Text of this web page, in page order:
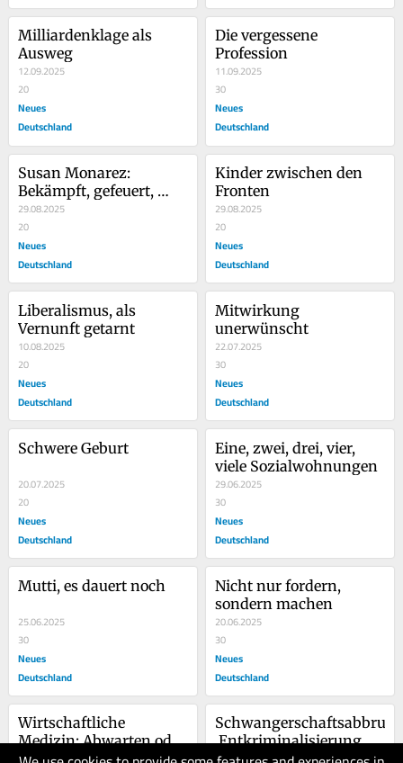
Milliardenklage als
Ausweg
12.09.2025
20
Neues
Deutschland
Die vergessene
Profession
11.09.2025
30
Neues
Deutschland
Susan Monarez:
Bekämpft, gefeuert,
noch unbesiegt
29.08.2025
20
Neues
Deutschland
Kinder zwischen den
Fronten
29.08.2025
20
Neues
Deutschland
Liberalismus, als
Vernunft getarnt
10.08.2025
20
Neues
Deutschland
Mitwirkung
unerwünscht
22.07.2025
30
Neues
Deutschland
Schwere Geburt
20.07.2025
20
Neues
Deutschland
Eine, zwei, drei, vier,
viele Sozialwohnungen
29.06.2025
30
Neues
Deutschland
Mutti, es dauert noch
25.06.2025
30
Neues
Deutschland
Nicht nur fordern,
sondern machen
20.06.2025
30
Neues
Deutschland
Wirtschaftliche
Medizin: Abwarten oder
abrechnen?
11.06.2025
Entkriminalisierung
mit Grenzen
01.06.2025